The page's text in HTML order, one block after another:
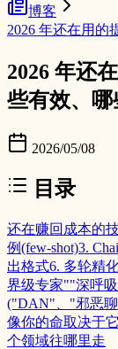
博客
2026 年还在用
2026 年还
些有效、
2026/05/08
目录
还在赚回成本的
例(few-shot)3.
出格式6. 多轮精
界级专家""深呼
("DAN"、"邪恶
像你的命取决于
个领域往哪里走